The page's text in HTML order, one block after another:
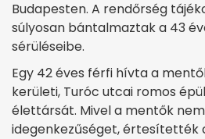
Budapesten. A rendőrség
súlyosan bántalmaztak a 43
sérüléseibe.
Egy 42 éves férfi hívta a
kerületi, Turóc utcai romos
élettársát. Mivel a mentők
idegenkezűséget, értesítették